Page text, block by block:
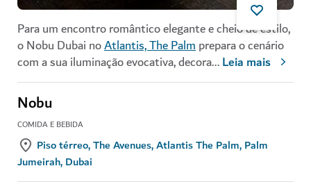
Para um encontro romântico elegante e cheio de estilo,
o Nobu Dubai noAtlantis, The Palmprepara o cenário
com a sua iluminação evocativa, decora...Leia mais
Nobu
COMIDA E BEBIDA
Piso térreo, The Avenues, Atlantis The Palm, Palm
Jumeirah, Dubai